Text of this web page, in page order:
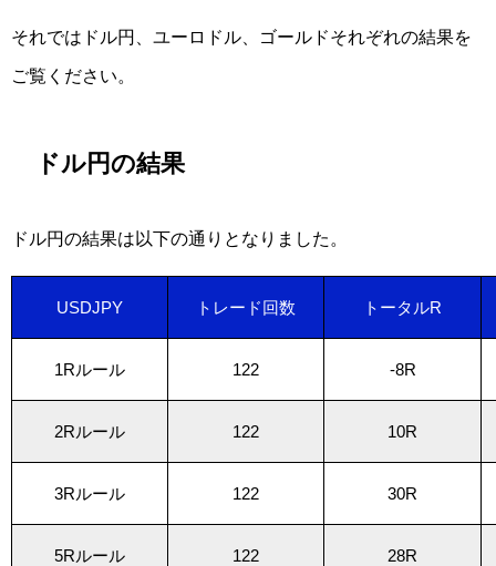
それではドル円、ユーロドル、ゴールドそれぞれの結果を
ご覧ください。
ドル円の結果
ドル円の結果は以下の通りとなりました。
USDJPY トレード回数 トータルR
1Rルール 122 -8R
2Rルール 122 10R
3Rルール 122 30R
5Rルール 122 28R